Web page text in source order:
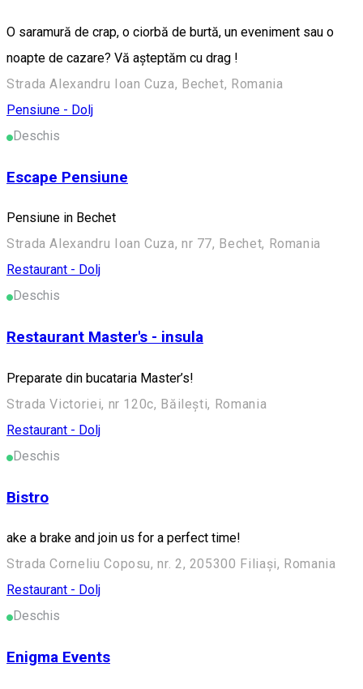
O saramură de crap, o ciorbă de burtă, un eveniment sau o
noapte de cazare? Vă așteptăm cu drag !
Strada Alexandru Ioan Cuza, Bechet, Romania
Pensiune - Dolj
Deschis
Escape Pensiune
Pensiune in Bechet
Strada Alexandru Ioan Cuza, nr 77, Bechet, Romania
Restaurant - Dolj
Deschis
Restaurant Master's - insula
Preparate din bucataria Master’s!
Strada Victoriei, nr 120c, Băilești, Romania
Restaurant - Dolj
Deschis
Bistro
ake a brake and join us for a perfect time!
Strada Corneliu Coposu, nr. 2, 205300 Filiași, Romania
Restaurant - Dolj
Deschis
Enigma Events